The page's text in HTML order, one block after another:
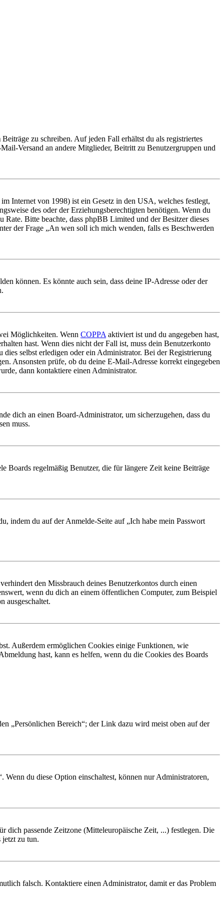
zu schreiben. Auf jeden Fall erhältst du als registriertes
Versand an andere Mitglieder, Beitritt zu Benutzergruppen und
Internet von 1998) ist ein Gesetz in den USA, welches festlegt,
des oder der Erziehungsberechtigten benötigen. Wenn du
Bitte beachte, dass phpBB Limited und der Besitzer dieses
der Frage „An wen soll ich mich wenden, falls es Beschwerden
können. Es könnte auch sein, dass deine IP-Adresse oder der
Möglichkeiten. Wenn COPPA aktiviert ist und du angegeben hast,
hast. Wenn dies nicht der Fall ist, muss dein Benutzerkonto
selbst erledigen oder ein Administrator. Bei der Registrierung
Ansonsten prüfe, ob du deine E-Mail-Adresse korrekt eingegeben
dann kontaktiere einen Administrator.
dich an einen Board-Administrator, um sicherzugehen, dass du
muss.
Boards regelmäßig Benutzer, die für längere Zeit keine Beiträge
indem du auf der Anmelde-Seite auf „Ich habe mein Passwort
den Missbrauch deines Benutzerkontos durch einen
wenn du dich an einem öffentlichen Computer, zum Beispiel
ausgeschaltet.
Außerdem ermöglichen Cookies einige Funktionen, wie
hast, kann es helfen, wenn du die Cookies des Boards
„Persönlichen Bereich“; der Link dazu wird meist oben auf der
du diese Option einschaltest, können nur Administratoren,
dich passende Zeitzone (Mitteleuropäische Zeit, ...) festlegen. Die
jetzt zu tun.
falsch. Kontaktiere einen Administrator, damit er das Problem